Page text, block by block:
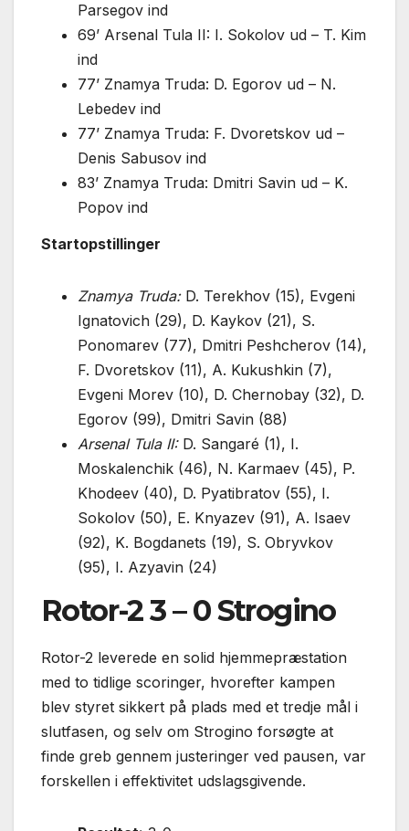
Parsegov ind
69’ Arsenal Tula II: I. Sokolov ud – T. Kim
ind
77’ Znamya Truda: D. Egorov ud – N.
Lebedev ind
77’ Znamya Truda: F. Dvoretskov ud –
Denis Sabusov ind
83’ Znamya Truda: Dmitri Savin ud – K.
Popov ind
Startopstillinger
Znamya Truda:D. Terekhov (15), Evgeni
Ignatovich (29), D. Kaykov (21), S.
Ponomarev (77), Dmitri Peshcherov (14),
F. Dvoretskov (11), A. Kukushkin (7),
Evgeni Morev (10), D. Chernobay (32), D.
Egorov (99), Dmitri Savin (88)
Arsenal Tula II:D. Sangaré (1), I.
Moskalenchik (46), N. Karmaev (45), P.
Khodeev (40), D. Pyatibratov (55), I.
Sokolov (50), E. Knyazev (91), A. Isaev
(92), K. Bogdanets (19), S. Obryvkov
(95), I. Azyavin (24)
Rotor-2 3 – 0 Strogino
Rotor-2 leverede en solid hjemmepræstation
med to tidlige scoringer, hvorefter kampen
blev styret sikkert på plads med et tredje mål i
slutfasen, og selv om Strogino forsøgte at
finde greb gennem justeringer ved pausen, var
forskellen i effektivitet udslagsgivende.